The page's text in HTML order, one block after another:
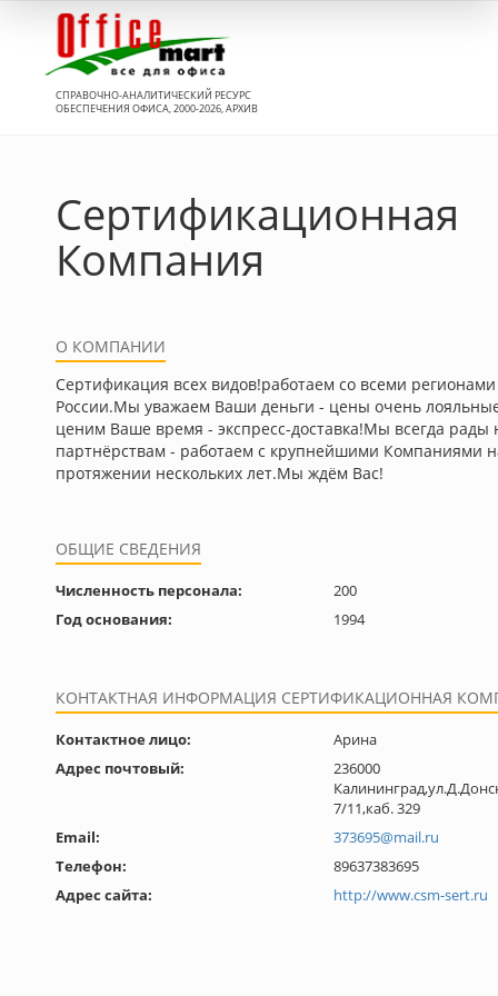
СПРАВОЧНО-АНАЛИТИЧЕСКИЙ РЕСУРС
ОБЕСПЕЧЕНИЯ ОФИСА, 2000-2026, АРХИВ
Сертификационная
Компания
О КОМПАНИИ
Сертификация всех видов!работаем со всеми регионами
России.Мы уважаем Ваши деньги - цены очень
ценим Ваше время - экспресс-доставка!Мы всегда рады
партнёрствам - работаем с крупнейшими Компаниями
протяжении нескольких лет.Мы ждём Вас!
ОБЩИЕ СВЕДЕНИЯ
Численность персонала:
200
Год основания:
1994
КОНТАКТНАЯ ИНФОРМАЦИЯ СЕРТИФИКАЦИОННАЯ
Контактное лицо:
Арина
Адрес почтовый:
236000
7/11,каб. 329
Email:
373695@mail.ru
Телефон:
89637383695
Адрес сайта:
http://www.csm-sert.ru